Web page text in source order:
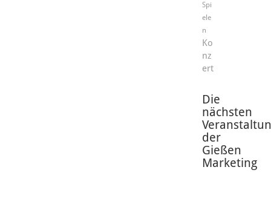
Spi
ele
n
Ko
nz
ert
Die
nächsten
der
Gießen
Marketing